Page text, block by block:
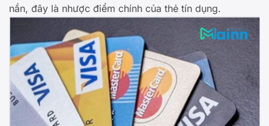
nần, đây là nhược điểm chính của thẻ tín dụng.